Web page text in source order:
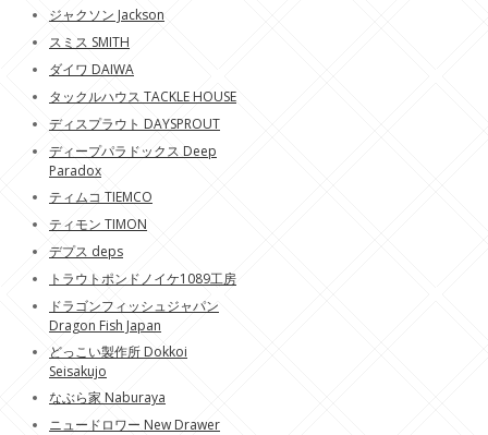
ジャクソン Jackson
スミス SMITH
ダイワ DAIWA
タックルハウス TACKLE HOUSE
ディスプラウト DAYSPROUT
ディープパラドックス Deep
Paradox
ティムコ TIEMCO
ティモン TIMON
デプス deps
トラウトポンドノイケ1089工房
ドラゴンフィッシュジャパン
Dragon Fish Japan
どっこい製作所 Dokkoi
Seisakujo
なぶら家 Naburaya
ニュードロワー New Drawer